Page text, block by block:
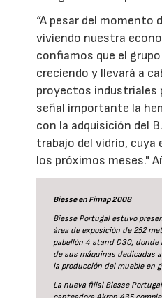
“A pesar del momento
viviendo nuestra
confiamos que el
creciendo y llevará a
proyectos industriales
señal importante la
con la adquisición del
trabajo del vidrio, cuya
los próximos meses."
Biesse en Fimap 2008
Biesse Portugal estuvo
área de exposición de 252
pabellón 4 stand D30, donde
de sus máquinas dedicadas
la producción del mueble en
La nueva filial Biesse